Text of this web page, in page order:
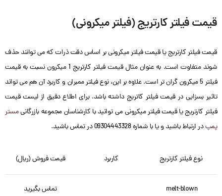
قیمت فیلتر کارتریج (فیلتر میکرونی)
قیمت فیلتر کارتریج یا قیمت فیلتر میکرونی بر اساس دقت ذرات که می توانند حذف
شوند متفاوت است. به عنوان مثال قیمت فیلتر کارتریج 1 میکرون نسبت به قیمت
فیلتر 5 میکرون گران تر است. علاوه بر این، نوع فیلتر ممبران و کاربرد آن هم می تواند
تاثیر بسزایی در قیمت فیلتر کاتریج داشته باشد. برای اطلاع دقیق از لیست قیمت
فیلتر کارتریج یا قیمت فیلتر میکرونی می توانید با کارشناسان مجموعه بازرگانیمستر
پمپدر ارتباط باشید و یا با شماره 09304443328 در تماس باشید.
نوع فیلتر کارتریج کاربرد قیمت فروش (ریال)
melt-blown تماس بگیرید